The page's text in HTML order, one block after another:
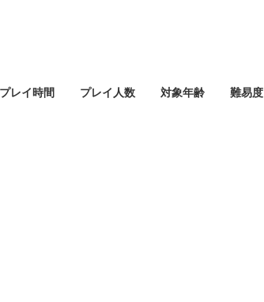
プレイ時間 プレイ人数 対象年齢 難易度